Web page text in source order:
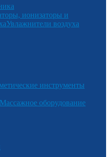
ионизаторы и
Увлажнители воздуха
инструменты
Массажное оборудование